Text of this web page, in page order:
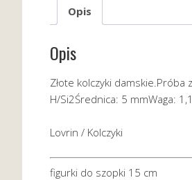
Opis
Opis
Złote kolczyki damskie.Próba
H/Si2Średnica: 5 mmWaga:
Lovrin / Kolczyki
figurki do szopki 15 cm